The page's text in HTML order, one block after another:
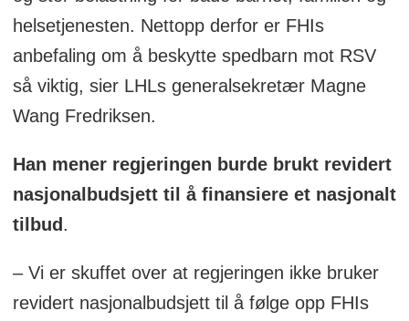
helsetjenesten. Nettopp derfor er FHIs
anbefaling om å beskytte spedbarn mot RSV
så viktig, sier LHLs generalsekretær Magne
Wang Fredriksen.
Han mener regjeringen burde brukt revidert
nasjonalbudsjett til å finansiere et nasjonalt
tilbud .
– Vi er skuffet over at regjeringen ikke bruker
revidert nasjonalbudsjett til å følge opp FHIs